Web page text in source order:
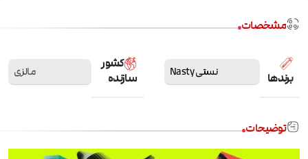
مشخصات
برندها نستی Nasty
کشور
سازنده
مالزی
توضیحات